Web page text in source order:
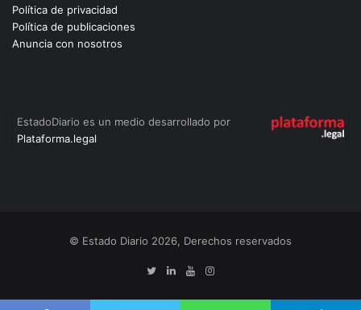
Política de privacidad
Política de publicaciones
Anuncia con nosotros
EstadoDiario es un medio desarrollado por
Plataforma.legal
© Estado Diario 2026, Derechos reservados